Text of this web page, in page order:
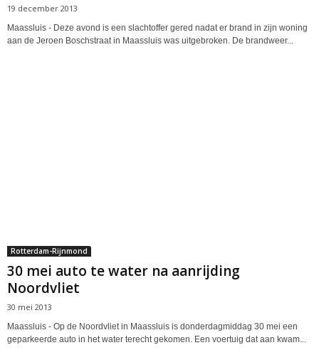
19 december 2013
Maassluis - Deze avond is een slachtoffer gered nadat er brand in zijn woning
aan de Jeroen Boschstraat in Maassluis was uitgebroken. De brandweer...
Rotterdam-Rijnmond
30 mei auto te water na aanrijding
Noordvliet
30 mei 2013
Maassluis - Op de Noordvliet in Maassluis is donderdagmiddag 30 mei een
geparkeerde auto in het water terecht gekomen. Een voertuig dat aan kwam...